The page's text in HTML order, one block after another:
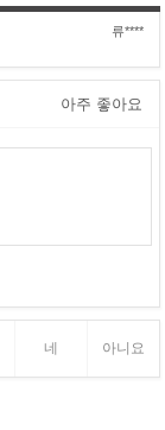
류****
아주 좋아요
네 아니요